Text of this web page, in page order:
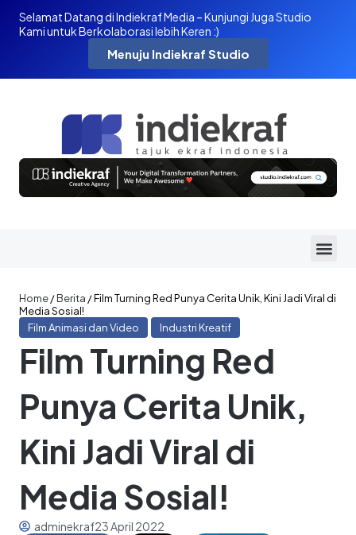
Selamat Datang di Indiekraf Media – Kunjungi Juga Studio
Kami untuk Berkolaborasi lebih Keren :)
Menuju Indiekraf Studio
Home/Berita /Film Turning Red Punya Cerita Unik, Kini Jadi Viral di
Media Sosial!
Film Animasi dan Video
Industri Kreatif
Film Turning Red
Punya Cerita Unik,
Kini Jadi Viral di
Media Sosial!
adminekraf23 April 2022